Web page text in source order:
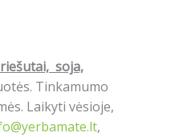
soja,
Tinkamumo
Laikyti vėsioje,
,